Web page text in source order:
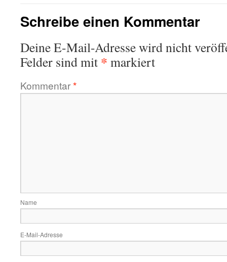
Schreibe einen Kommentar
Deine E-Mail-Adresse wird nicht
Felder sind mit * markiert
Kommentar*
Name
E-Mail-Adresse